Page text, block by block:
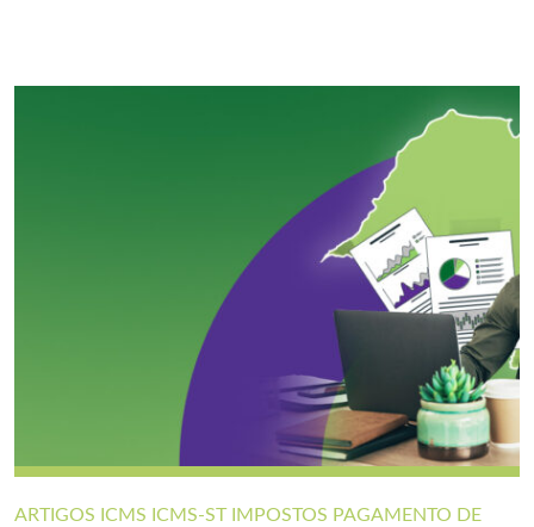
ARTIGOS ICMS ICMS-STIMPOSTOS PAGAMENTO DE